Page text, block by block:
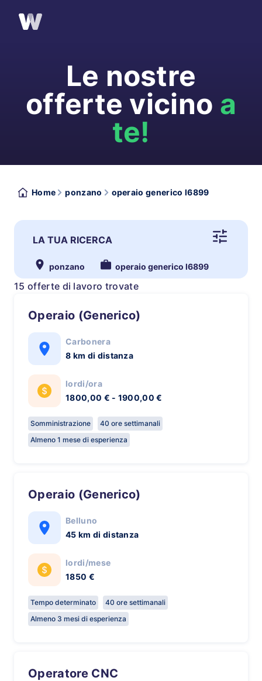
Le nostre
offerte vicino a
te!
Home ponzano operaio generico l6899
LA TUA RICERCA
ponzano operaio generico l6899
15 offerte di lavoro trovate
Operaio (Generico)
Carbonera
8 km di distanza
lordi/ora
1800,00 € - 1900,00 €
Somministrazione
40 ore settimanali
Almeno 1 mese di esperienza
Operaio (Generico)
Belluno
45 km di distanza
lordi/mese
1850 €
Tempo determinato
40 ore settimanali
Almeno 3 mesi di esperienza
Operatore CNC